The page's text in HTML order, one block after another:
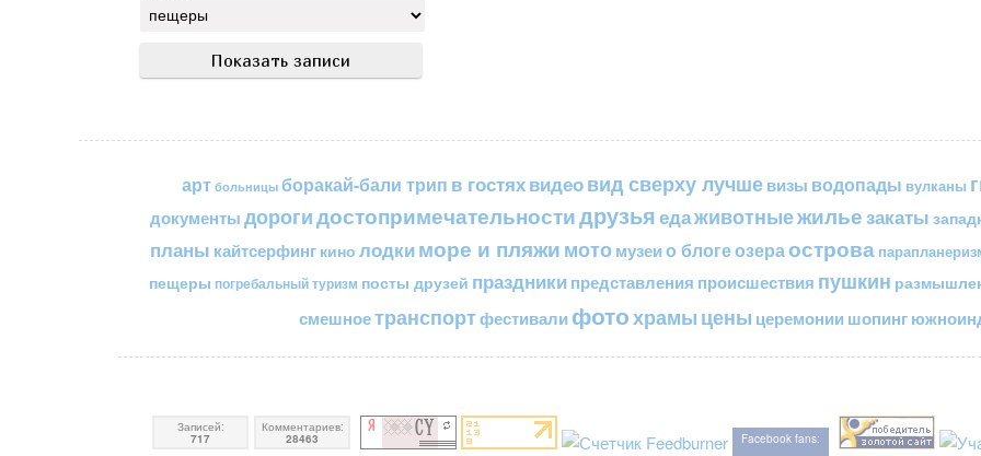
арт больницы боракай-бали трип в гостяхвидеовид сверху лучше визы водопады вулканы
документыдорогидостопримечательностидрузьяедаживотныежильезакаты
планы кайтсерфинг кино лодкиморе и пляжимото музеи о блогеозераострова
пещеры погребальный туризм посты друзей праздникипредставления происшествия пушкин
смешноетранспортфестивали фотохрамы цены церемонии шопинг
Записей:
717
Комментариев:
28463 Facebook fans: